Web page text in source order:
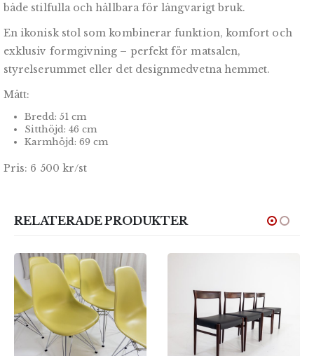
både stilfulla och hållbara för långvarigt bruk.
En ikonisk stol som kombinerar funktion, komfort och
exklusiv formgivning – perfekt för matsalen,
styrelserummet eller det designmedvetna hemmet.
Mått:
Bredd: 51 cm
Sitthöjd: 46 cm
Karmhöjd: 69 cm
Pris: 6 500 kr/st
RELATERADE PRODUKTER